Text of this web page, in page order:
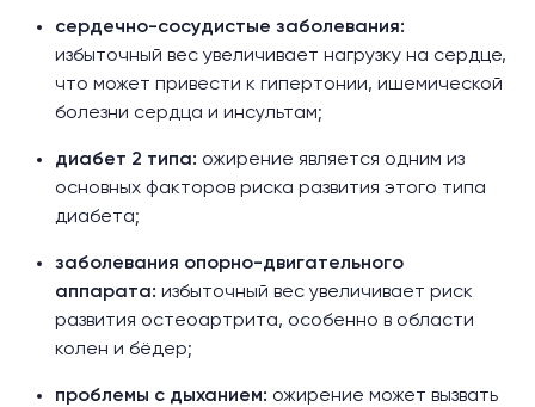
сердечно-сосудистые заболевания:
избыточный вес увеличивает нагрузку на сердце,
что может привести к гипертонии, ишемической
болезни сердца и инсультам;
диабет 2 типа: ожирение является одним из
основных факторов риска развития этого типа
диабета;
заболевания опорно-двигательного
аппарата: избыточный вес увеличивает риск
развития остеоартрита, особенно в области
колен и бёдер;
проблемы с дыханием: ожирение может вызвать